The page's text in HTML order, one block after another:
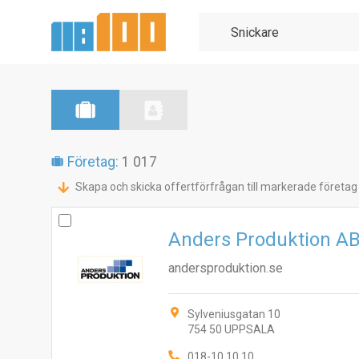
Företag: 1 017
Skapa och skicka offertförfrågan till markerade
Anders Produktion
andersproduktion.se
Sylveniusgatan 10
754 50 UPPSALA